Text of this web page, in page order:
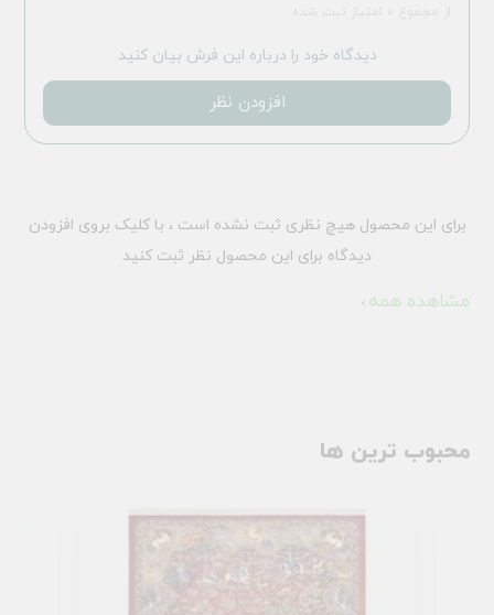
دیدگاه خود را درباره این فرش بیان کنید
افزودن نظر
برای این محصول هیچ نظری ثبت نشده است ، با کلیک بروی افزودن
دیدگاه برای این محصول نظر ثبت کنید
مشاهده همه
محبوب ترین ها